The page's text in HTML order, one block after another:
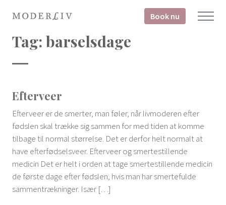
Book nu
Tag: barselsdage
Efterveer
Efterveer er de smerter, man føler, når livmoderen efter
fødslen skal trække sig sammen for med tiden at komme
tilbage til normal størrelse. Det er derfor helt normalt at
have efterfødselsveer. Efterveer og smertestillende
medicin Det er helt i orden at tage smertestillende medicin
de første dage efter fødslen, hvis man har smertefulde
sammentrækninger. Især […]